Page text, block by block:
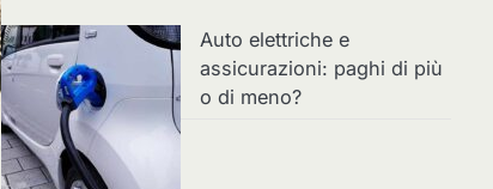
Auto elettriche e
assicurazioni: paghi di più
o di meno?